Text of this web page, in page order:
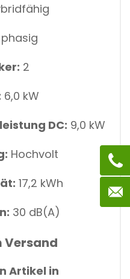
2
6,0 kW
DC: 9,0 kW
Hochvolt
17,2 kWh
30 dB(A)
Versand
Artikel in